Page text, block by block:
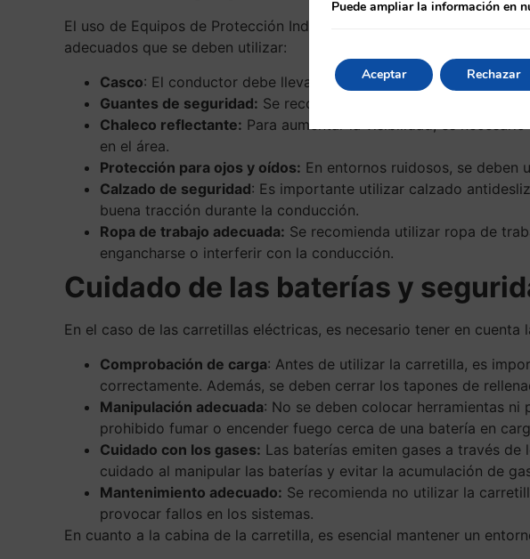
El uso de Equipos de Protección Individual es esencial para
adecuados que se deben utilizar:
Casco: El conductor debe llevar un casco para proteger su
Guantes de seguridad: Se recomienda el uso de guantes
Chaleco reflectante: Para aumentar la visibilidad, es
en el área.
Protección para ojos y oídos: En entornos ruidosos, se
Calzado de seguridad: Es importante utilizar calzado
buena tracción durante la conducción.
Ropa de trabajo adecuada: Se recomienda utilizar ropa de
engancharse o interferir con la conducción.
Cuidado de las baterías y
En el caso de las carretillas eléctricas, es necesario tener en
Comprobación de carga: Antes de utilizar la carretilla, es
correctamente. Además, se deben cerrar los tapones de
Manipulación adecuada: No se deben colocar herramientas
prohibido fumar o encender fuego cerca de una batería en
Cuidado con los gases: Las baterías emiten gases a través
cuidado al manipular las baterías y evitar la acumulación de
Mantenimiento adecuado: Se recomienda no utilizar la
provocar fallos en los sistemas.
En cuanto a la cabina de la carretilla, es esencial mantener un
Puede ampliar la información en
Aceptar Rechazar